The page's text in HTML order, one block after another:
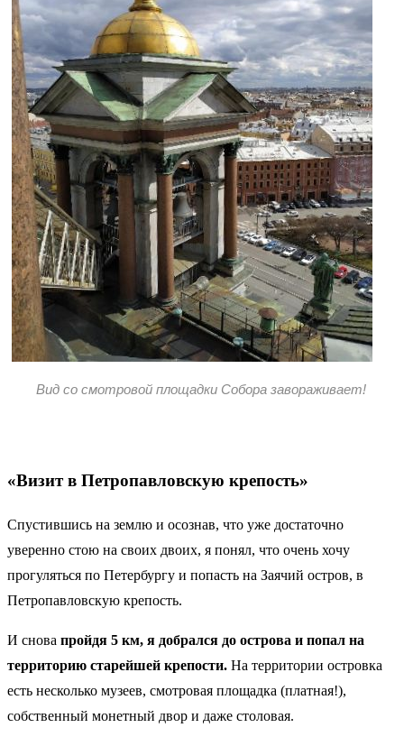
Вид со смотровой площадки Собора завораживает!
«Визит в Петропавловскую крепость»
Спустившись на землю и осознав, что уже достаточно
уверенно стою на своих двоих, я понял, что очень хочу
прогуляться по Петербургу и попасть на Заячий остров, в
Петропавловскую крепость.
И снова пройдя 5 км, я добрался до острова и попал на
территорию старейшей крепости. На территории островка
есть несколько музеев, смотровая площадка (платная!),
собственный монетный двор и даже столовая.